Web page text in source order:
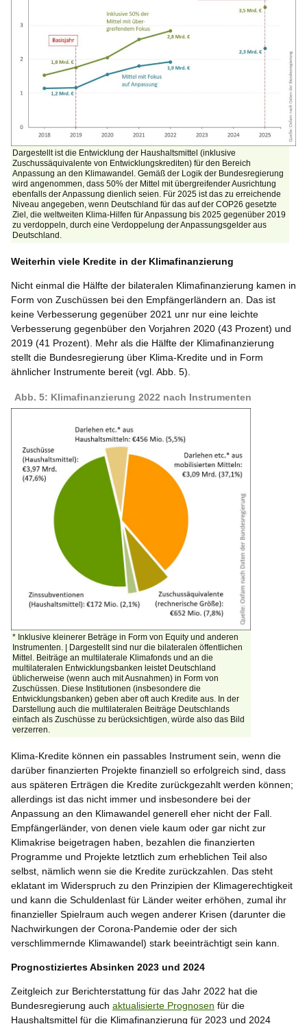
Dargestellt ist die Entwicklung der Haushaltsmittel (inklusive
Zuschussäquivalente von Entwicklungskrediten) für den Bereich
Anpassung an den Klimawandel. Gemäß der Logik der Bundesregierung
wird angenommen, dass 50% der Mittel mit übergreifender Ausrichtung
ebenfalls der Anpassung dienlich seien. Für 2025 ist das zu erreichende
Niveau angegeben, wenn Deutschland für das auf der COP26 gesetzte
Ziel, die weltweiten Klima-Hilfen für Anpassung bis 2025 gegenüber 2019
zu verdoppeln, durch eine Verdoppelung der Anpassungsgelder aus
Deutschland.
Weiterhin viele Kredite in der Klimafinanzierung
Nicht einmal die Hälfte der bilateralen Klimafinanzierung kamen in
Form von Zuschüssen bei den Empfängerländern an. Das ist
keine Verbesserung gegenüber 2021 unr nur eine leichte
Verbesserung gegenbüber den Vorjahren 2020 (43 Prozent) und
2019 (41 Prozent). Mehr als die Hälfte der Klimafinanzierung
stellt die Bundesregierung über Klima-Kredite und in Form
ähnlicher Instrumente bereit (vgl. Abb. 5).
Abb. 5: Klimafinanzierung 2022 nach Instrumenten
* Inklusive kleinerer Beträge in Form von Equity und anderen
Instrumenten. | Dargestellt sind nur die bilateralen öffentlichen
Mittel. Beiträge an multilaterale Klimafonds und an die
multilateralen Entwicklungsbanken leistet Deutschland
üblicherweise (wenn auch mit Ausnahmen) in Form von
Zuschüssen. Diese Institutionen (insbesondere die
Entwicklungsbanken) geben aber oft auch Kredite aus. In der
Darstellung auch die multilateralen Beiträge Deutschlands
einfach als Zuschüsse zu berücksichtigen, würde also das Bild
verzerren.
Klima-Kredite können ein passables Instrument sein, wenn die
darüber finanzierten Projekte finanziell so erfolgreich sind, dass
aus späteren Erträgen die Kredite zurückgezahlt werden können;
allerdings ist das nicht immer und insbesondere bei der
Anpassung an den Klimawandel generell eher nicht der Fall.
Empfängerländer, von denen viele kaum oder gar nicht zur
Klimakrise beigetragen haben, bezahlen die finanzierten
Programme und Projekte letztlich zum erheblichen Teil also
selbst, nämlich wenn sie die Kredite zurückzahlen. Das steht
eklatant im Widerspruch zu den Prinzipien der Klimagerechtigkeit
und kann die Schuldenlast für Länder weiter erhöhen, zumal ihr
finanzieller Spielraum auch wegen anderer Krisen (darunter die
Nachwirkungen der Corona-Pandemie oder der sich
verschlimmernde Klimawandel) stark beeinträchtigt sein kann.
Prognostiziertes Absinken 2023 und 2024
Zeitgleich zur Berichterstattung für das Jahr 2022 hat die
Bundesregierung auch aktualisierte Prognosen für die
Haushaltsmittel für die Klimafinanzierung für 2023 und 2024